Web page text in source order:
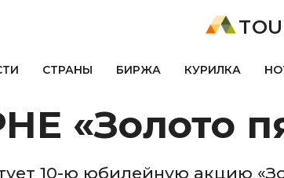
СТРАНЫ БИРЖА КУРИЛКА
«Золото
10-ю юбилейную акцию